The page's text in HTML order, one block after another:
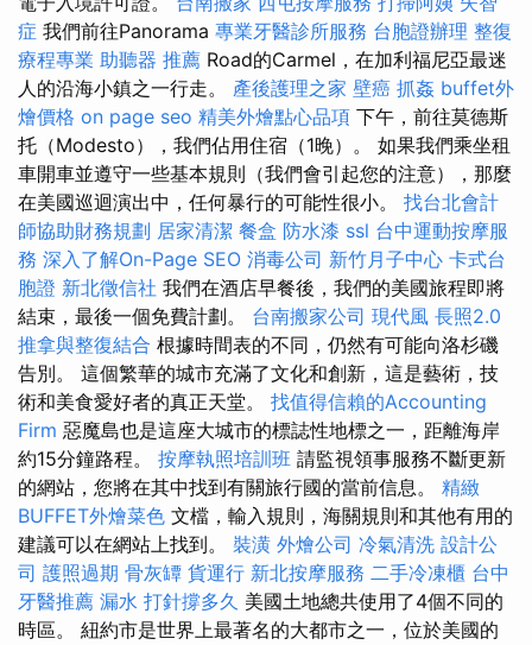
症 我們前往Panorama 專業牙醫診所服務 台胞證辦理 整復
療程專業 助聽器 推薦 Road的Carmel，在加利福尼亞最迷
人的沿海小鎮之一行走。 產後護理之家 壁癌 抓姦 buffet外
燴價格 on page seo 精美外燴點心品項 下午，前往莫德斯
托（Modesto），我們佔用住宿（1晚）。 如果我們乘坐租
車開車並遵守一些基本規則（我們會引起您的注意），那麼
在美國巡迴演出中，任何暴行的可能性很小。 找台北會計
師協助財務規劃 居家清潔 餐盒 防水漆 ssl 台中運動按摩服
務 深入了解On-Page SEO 消毒公司 新竹月子中心 卡式台
胞證 新北徵信社 我們在酒店早餐後，我們的美國旅程即將
結束，最後一個免費計劃。 台南搬家公司 現代風 長照2.0
推拿與整復結合 根據時間表的不同，仍然有可能向洛杉磯
告別。 這個繁華的城市充滿了文化和創新，這是藝術，技
術和美食愛好者的真正天堂。 找值得信賴的Accounting
Firm 惡魔島也是這座大城市的標誌性地標之一，距離海岸
約15分鐘路程。 按摩執照培訓班 請監視領事服務不斷更新
的網站，您將在其中找到有關旅行國的當前信息。 精緻
BUFFET外燴菜色 文檔，輸入規則，海關規則和其他有用的
建議可以在網站上找到。 裝潢 外燴公司 冷氣清洗 設計公
司 護照過期 骨灰罈 貨運行 新北按摩服務 二手冷凍櫃 台中
牙醫推薦 漏水 打針撐多久 美國土地總共使用了4個不同的
時區。 紐約市是世界上最著名的大都市之一，位於美國的